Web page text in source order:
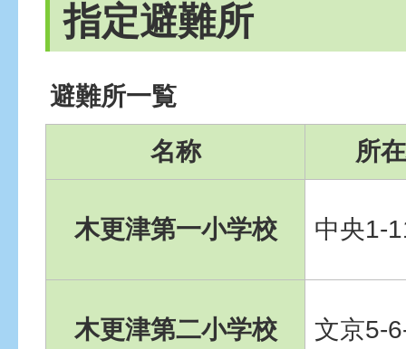
指定避難所
避難所一覧
名称
所
木更津第一小学校 中央1-
木更津第二小学校 文京5-